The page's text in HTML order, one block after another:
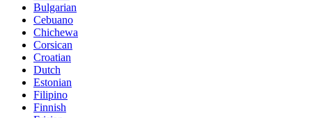
Bulgarian
Cebuano
Chichewa
Corsican
Croatian
Dutch
Estonian
Filipino
Finnish